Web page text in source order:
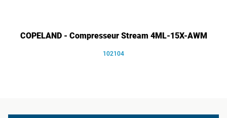
COPELAND - Compresseur Stream 4ML-15X-AWM
102104